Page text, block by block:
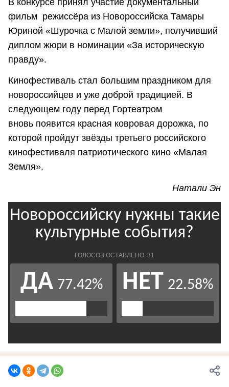
В конкурсе принял участие документальный
фильм режиссёра из Новороссийска Тамары
Юриной «Шурочка с Малой земли», получивший
диплом жюри в номинации «За историческую
правду».
Кинофестиваль стал большим праздником для
новороссийцев и уже доброй традицией. В
следующем году перед Гортеатром
вновь появится красная ковровая дорожка, по
которой пройдут звёзды третьего российского
кинофестиваля патриотического кино «Малая
Земля».
Натали Эн